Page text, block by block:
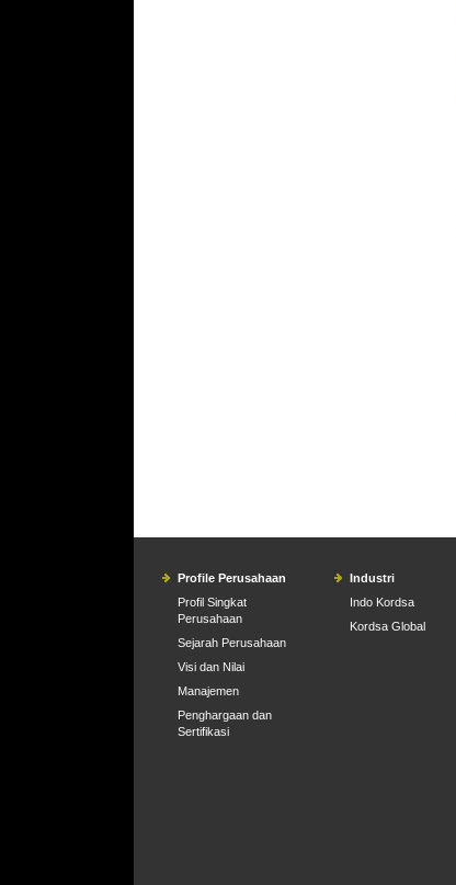
Profile Perusahaan
Profil Singkat
Perusahaan
Sejarah Perusahaan
Visi dan Nilai
Manajemen
Penghargaan dan
Sertifikasi
Industri
Indo Kordsa
Kordsa Global